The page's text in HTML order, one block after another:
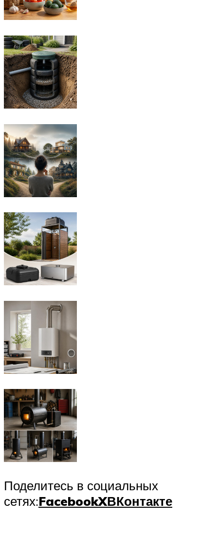
Поделитесь в социальных
сетях:FacebookXВКонтакте